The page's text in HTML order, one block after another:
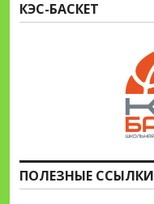
КЭС-БАСКЕТ
ПОЛЕЗНЫЕ ССЫЛКИ